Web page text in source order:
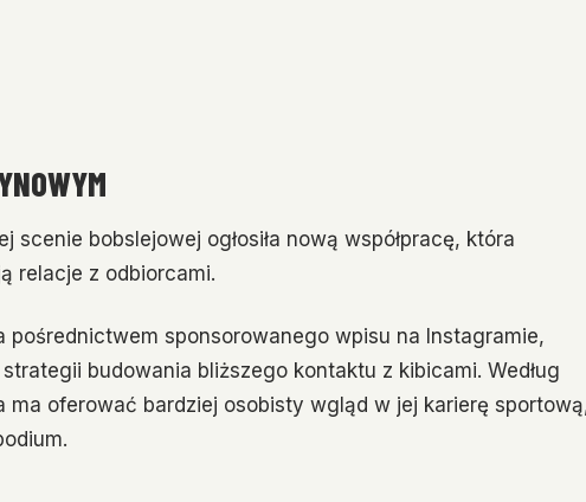
bobslejowej ogłosiła nową współpracę, która
relacje z odbiorcami.
pośrednictwem sponsorowanego wpisu na Instagramie,
budowania bliższego kontaktu z kibicami. Według
oferować bardziej osobisty wgląd w jej karierę